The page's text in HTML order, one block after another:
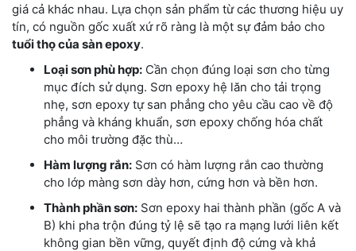
giá cả khác nhau. Lựa chọn sản phẩm từ các thương hiệu uy
tín, có nguồn gốc xuất xứ rõ ràng là một sự đảm bảo cho
tuổi thọ của sàn epoxy.
Loại sơn phù hợp: Cần chọn đúng loại sơn cho từng
mục đích sử dụng. Sơn epoxy hệ lăn cho tải trọng
nhẹ, sơn epoxy tự san phẳng cho yêu cầu cao về độ
phẳng và kháng khuẩn, sơn epoxy chống hóa chất
cho môi trường đặc thù…
Hàm lượng rắn: Sơn có hàm lượng rắn cao thường
cho lớp màng sơn dày hơn, cứng hơn và bền hơn.
Thành phần sơn: Sơn epoxy hai thành phần (gốc A và
B) khi pha trộn đúng tỷ lệ sẽ tạo ra mạng lưới liên kết
không gian bền vững, quyết định độ cứng và khả